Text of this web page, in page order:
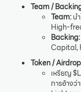
Team /
Team:น
High-
Backing:
Capital,
Token /
เหรียญ
การอ้าง